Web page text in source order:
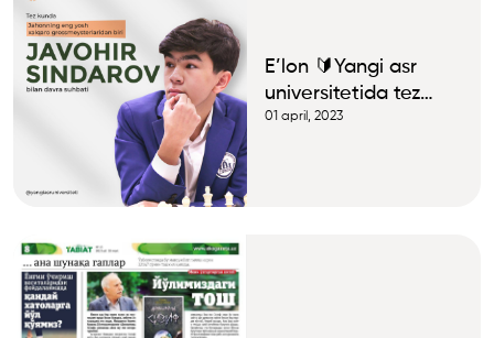
E’lon 🔰Yangi asr
universitetida tez
kunda yurtdoshimiz,
01 april, 2023